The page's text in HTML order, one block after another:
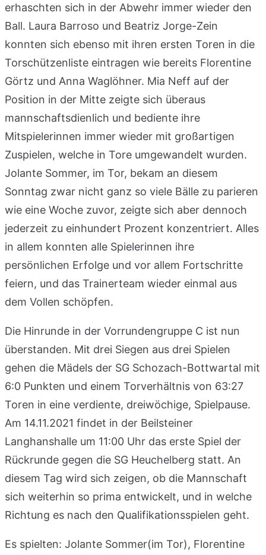
erhaschten sich in der Abwehr immer wieder den
Ball. Laura Barroso und Beatriz Jorge-Zein
konnten sich ebenso mit ihren ersten Toren in die
Torschützenliste eintragen wie bereits Florentine
Görtz und Anna Waglöhner. Mia Neff auf der
Position in der Mitte zeigte sich überaus
mannschaftsdienlich und bediente ihre
Mitspielerinnen immer wieder mit großartigen
Zuspielen, welche in Tore umgewandelt wurden.
Jolante Sommer, im Tor, bekam an diesem
Sonntag zwar nicht ganz so viele Bälle zu parieren
wie eine Woche zuvor, zeigte sich aber dennoch
jederzeit zu einhundert Prozent konzentriert. Alles
in allem konnten alle Spielerinnen ihre
persönlichen Erfolge und vor allem Fortschritte
feiern, und das Trainerteam wieder einmal aus
dem Vollen schöpfen.
Die Hinrunde in der Vorrundengruppe C ist nun
überstanden. Mit drei Siegen aus drei Spielen
gehen die Mädels der SG Schozach-Bottwartal mit
6:0 Punkten und einem Torverhältnis von 63:27
Toren in eine verdiente, dreiwöchige, Spielpause.
Am 14.11.2021 findet in der Beilsteiner
Langhanshalle um 11:00 Uhr das erste Spiel der
Rückrunde gegen die SG Heuchelberg statt. An
diesem Tag wird sich zeigen, ob die Mannschaft
sich weiterhin so prima entwickelt, und in welche
Richtung es nach den Qualifikationsspielen geht.
Es spielten: Jolante Sommer(im Tor), Florentine